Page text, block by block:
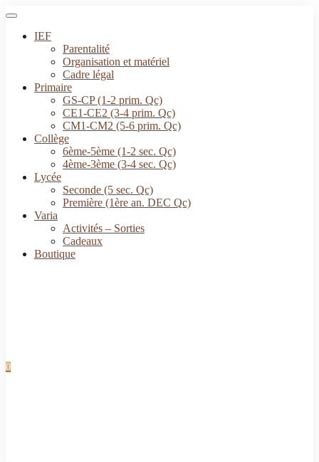
IEF
Parentalité
Organisation et matériel
Cadre légal
Primaire
GS-CP (1-2 prim. Qc)
CE1-CE2 (3-4 prim. Qc)
CM1-CM2 (5-6 prim. Qc)
Collège
6ème-5ème (1-2 sec. Qc)
4ème-3ème (3-4 sec. Qc)
Lycée
Seconde (5 sec. Qc)
Première (1ère an. DEC Qc)
Varia
Activités – Sorties
Cadeaux
Boutique
0